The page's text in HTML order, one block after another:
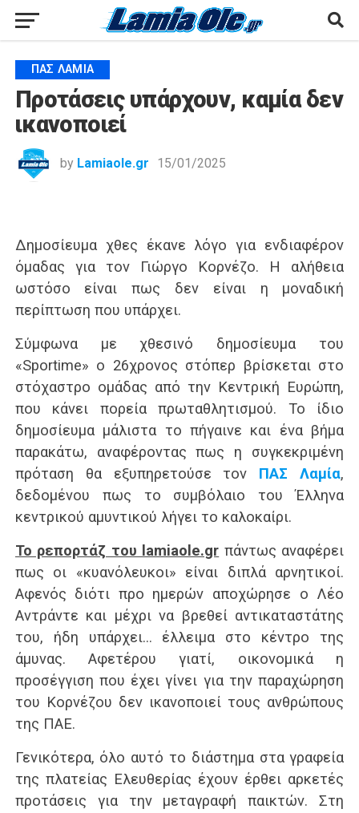
ΠΑΣ ΛΑΜΊΑ
Προτάσεις υπάρχουν, καμία δεν
ικανοποιεί
by Lamiaole.gr 15/01/2025
Δημοσίευμα χθες έκανε λόγο για ενδιαφέρον
όμαδας για τον Γιώργο Κορνέζο. Η αλήθεια
ωστόσο είναι πως δεν είναι η μοναδική
περίπτωση που υπάρχει.
Σύμφωνα με χθεσινό δημοσίευμα του
«Sportime» ο 26χρονος στόπερ βρίσκεται στο
στόχαστρο ομάδας από την Κεντρική Ευρώπη,
που κάνει πορεία πρωταθλητισμού. Το ίδιο
δημοσίευμα μάλιστα το πήγαινε και ένα βήμα
παρακάτω, αναφέροντας πως η συγκεκριμένη
πρόταση θα εξυπηρετούσε τον ΠΑΣ Λαμία,
δεδομένου πως το συμβόλαιο του Έλληνα
κεντρικού αμυντικού λήγει το καλοκαίρι.
Το ρεπορτάζ του lamiaole.gr πάντως αναφέρει
πως οι «κυανόλευκοι» είναι διπλά αρνητικοί.
Αφενός διότι προ ημερών αποχώρησε ο Λέο
Αντράντε και μέχρι να βρεθεί αντικαταστάτης
του, ήδη υπάρχει… έλλειμα στο κέντρο της
άμυνας. Αφετέρου γιατί, οικονομικά η
προσέγγιση που έχει γίνει για την παραχώρηση
του Κορνέζου δεν ικανοποιεί τους ανθρώπους
της ΠΑΕ.
Γενικότερα, όλο αυτό το διάστημα στα γραφεία
της πλατείας Ελευθερίας έχουν έρθει αρκετές
προτάσεις για την μεταγραφή παικτών. Στη